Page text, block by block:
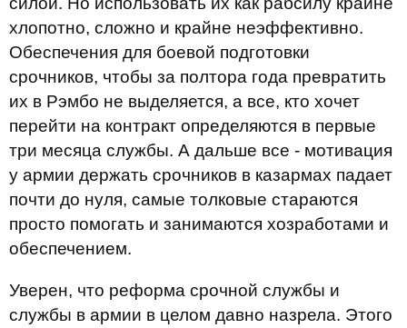
хлопотно, сложно и крайне неэффективно.
Обеспечения для боевой подготовки
срочников, чтобы за полтора года превратить
их в Рэмбо не выделяется, а все, кто хочет
перейти на контракт определяются в первые
три месяца службы. А дальше все - мотивация
у армии держать срочников в казармах падает
почти до нуля, самые толковые стараются
просто помогать и занимаются хозработами и
обеспечением.
Уверен, что реформа срочной службы и
службы в армии в целом давно назрела. Этого